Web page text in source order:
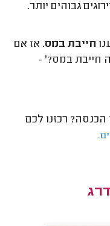
גבוהים יותר.
חייבת במס. אז אם
חייבת במס?' -
רכזנו לכם